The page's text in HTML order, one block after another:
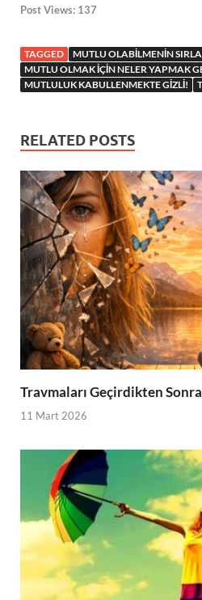
Post Views: 137
TAGGED
MUTLU OLABILMENIN
MUTLU OLMAK IÇIN NELER YAPMAK
MUTLULUK KABULLENMEKTE GIZLI!
RELATED POSTS
Travmaları Geçirdikten
11 Mart 2026